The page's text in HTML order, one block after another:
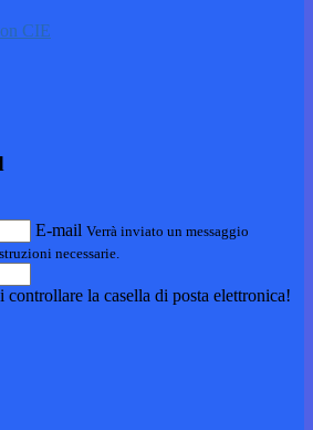
CIE
E-mail Verrà inviato un messaggio
necessarie.
la casella di posta elettronica!